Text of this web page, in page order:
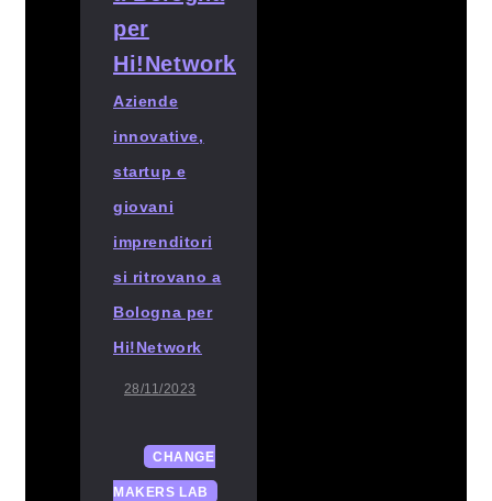
Aziende
innovative,
startup e
giovani
imprenditori
si ritrovano a
Bologna per
Hi!Network
28/11/2023
CHANGE
MAKERS LAB